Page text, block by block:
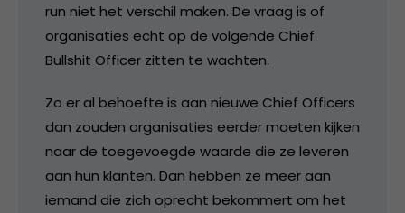
run niet het verschil maken. De vraag is of
organisaties echt op de volgende Chief
Bullshit Officer zitten te wachten.
Zo er al behoefte is aan nieuwe Chief Officers
dan zouden organisaties eerder moeten kijken
naar de toegevoegde waarde die ze leveren
aan hun klanten. Dan hebben ze meer aan
iemand die zich oprecht bekommert om het